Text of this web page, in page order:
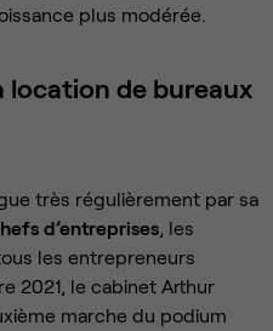
plus modérée.
location de bureaux
très régulièrement par sa
d’entreprises, les
les entrepreneurs
2021, le cabinet Arthur
marche du podium